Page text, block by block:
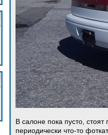
В салоне пока пусто,
периодически что-то